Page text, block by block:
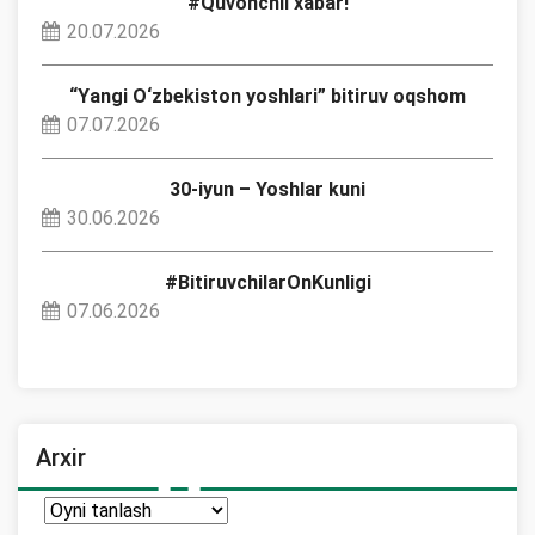
20.07.2026
“Yangi O‘zbekiston yoshlari” bitiruv oqshom
07.07.2026
30-iyun – Yoshlar kuni
30.06.2026
#BitiruvchilarOnKunligi
07.06.2026
Arxir
Arxir